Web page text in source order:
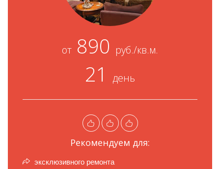
от 890 руб./кв.м.
21 день
Рекомендуем для:
эксклюзивного ремонта